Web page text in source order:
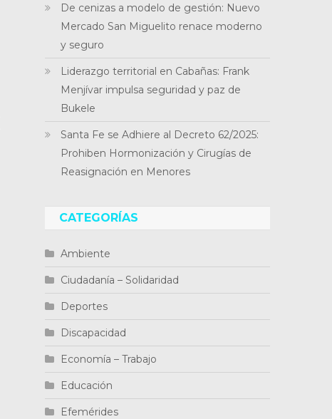
De cenizas a modelo de gestión: Nuevo
Mercado San Miguelito renace moderno
y seguro
Liderazgo territorial en Cabañas: Frank
Menjívar impulsa seguridad y paz de
Bukele
Santa Fe se Adhiere al Decreto 62/2025:
Prohiben Hormonización y Cirugías de
Reasignación en Menores
CATEGORÍAS
Ambiente
Ciudadanía – Solidaridad
Deportes
Discapacidad
Economía – Trabajo
Educación
Efemérides